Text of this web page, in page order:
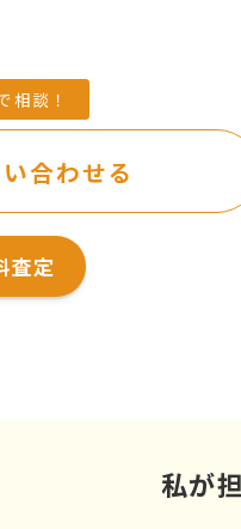
合わせる
査定
私が